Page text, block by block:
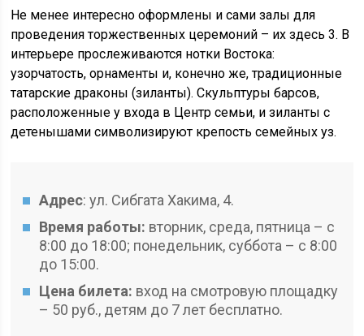
Не менее интересно оформлены и сами залы для
проведения торжественных церемоний – их здесь 3. В
интерьере прослеживаются нотки Востока:
узорчатость, орнаменты и, конечно же, традиционные
татарские драконы (зиланты). Скульптуры барсов,
расположенные у входа в Центр семьи, и зиланты с
детенышами символизируют крепость семейных уз.
Адрес: ул. Сибгата Хакима, 4.
Время работы: вторник, среда, пятница – с
8:00 до 18:00; понедельник, суббота – с 8:00
до 15:00.
Цена билета: вход на смотровую площадку
– 50 руб., детям до 7 лет бесплатно.